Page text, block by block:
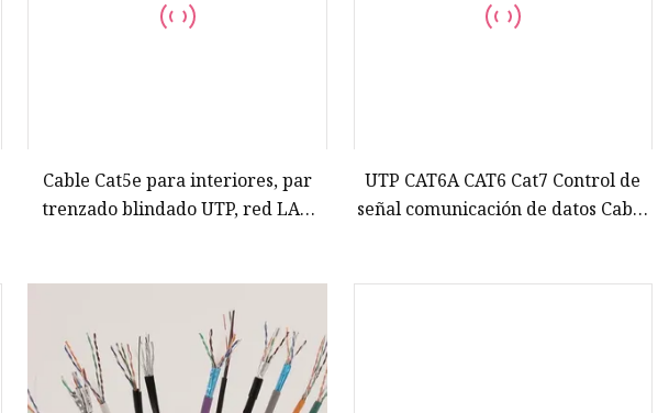
Cable Cat5e para interiores, par
trenzado blindado UTP, red LAN
UTP CAT6A CAT6 Cat7 Control de
señal comunicación de datos Cable